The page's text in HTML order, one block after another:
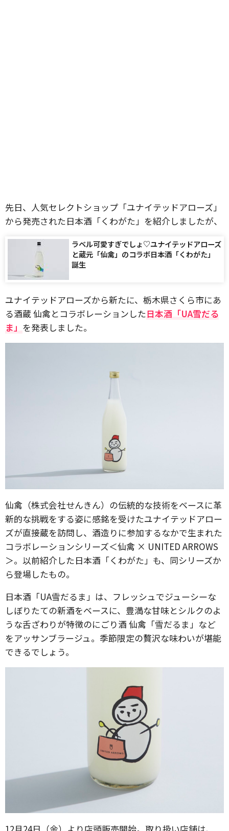
先日、人気セレクトショップ「ユナイテッドアローズ」
から発売された日本酒「くわがた」を紹介しましたが、
ラベル可愛すぎでしょ♡ユナイテッドアローズ
と蔵元「仙禽」のコラボ日本酒「くわがた」
誕生
ユナイテッドアローズから新たに、栃木県さくら市にあ
る酒蔵 仙禽とコラボレーションした日本酒「UA雪だる
ま」 を発表しました。
仙禽（株式会社せんきん）の伝統的な技術をベースに革
新的な挑戦をする姿に感銘を受けたユナイテッドアロー
ズが直接蔵を訪問し、酒造りに参加するなかで生まれた
コラボレーションシリーズ＜仙禽 × UNITED ARROWS
＞。以前紹介した日本酒「くわがた」も、同シリーズか
ら登場したもの。
日本酒「UA雪だるま」は、フレッシュでジューシーな
しぼりたての新酒をベースに、豊満な甘味とシルクのよ
うな舌ざわりが特徴のにごり酒 仙禽「雪だるま」など
をアッサンブラージュ。季節限定の贅沢な味わいが堪能
できるでしょう。